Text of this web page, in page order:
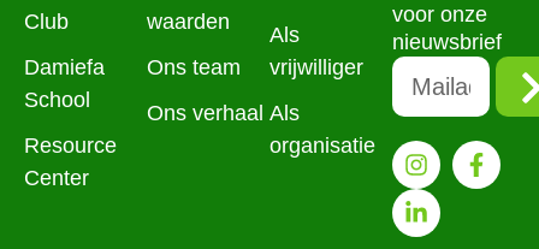
Club
Damiefa
School
Resource
Center
waarden
Ons team
Ons verhaal
Als
vrijwilliger
Als
organisatie
voor onze
nieuwsbrief